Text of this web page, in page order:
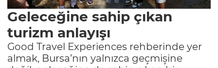
Geleceğine sahip çıkan
turizm anlayışı
Good Travel Experiences rehberinde yer
almak, Bursa’nın yalnızca geçmişine